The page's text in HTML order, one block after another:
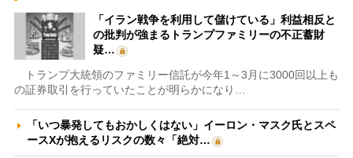
「イラン戦争を利用して儲けている」利益相反と
の批判が強まるトランプファミリーの不正蓄財
疑…
トランプ大統領のファミリー信託が今年1～3月に3000回以上も
の証券取引を行っていたことが明らかになり…
「いつ暴発してもおかしくはない」イーロン・マスク氏とスペ
ースXが抱えるリスクの数々「絶対…